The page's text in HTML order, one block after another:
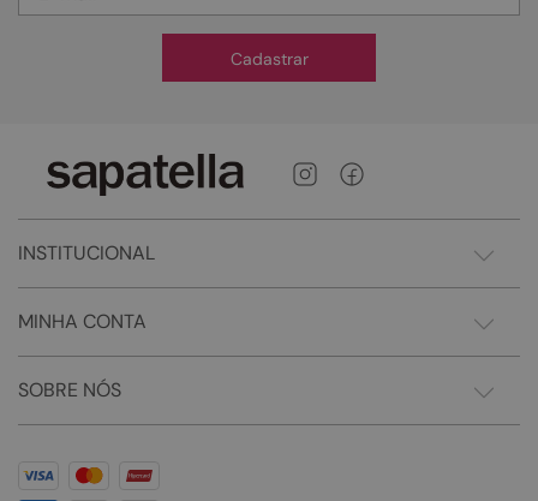
Cadastrar
INSTITUCIONAL
MINHA CONTA
SOBRE NÓS